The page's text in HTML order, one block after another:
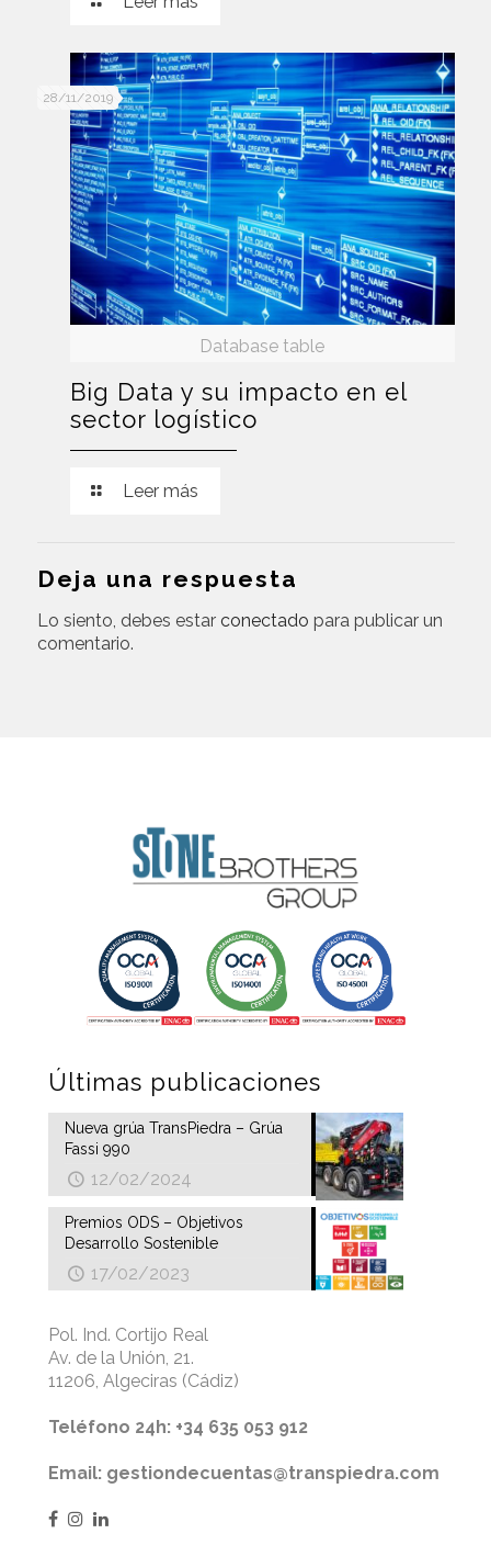
Database table
28/11/2019
Big Data y su impacto en el
sector logístico
Leer más
Deja una respuesta
Lo siento, debes estar conectado para publicar un
comentario.
Últimas publicaciones
Nueva grúa TransPiedra – Grúa
Fassi 990
12/02/2024
Premios ODS – Objetivos
Desarrollo Sostenible
17/02/2023
Pol. Ind. Cortijo Real
Av. de la Unión, 21.
11206, Algeciras (Cádiz)
Teléfono 24h: +34 635 053 912
Email: gestiondecuentas@transpiedra.com